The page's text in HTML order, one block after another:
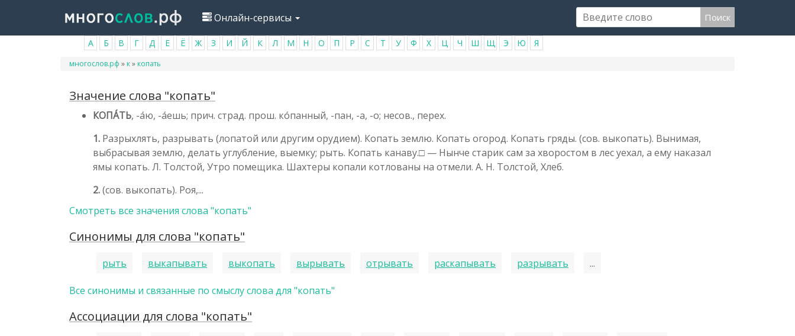
основному
Онлайн-сервисы Поиск
А Б В Г Д Е Ё Ж З И Й К Л М Н О П Р С Т У Ф Х Ц Ч Ш Щ Э Ю Я
Вы
многослов.рф » к» копать
Значение слова "копать"
КОПА́ТЬ, -а́ю, -а́ешь; прич. страд. прош. ко́панный, -пан, -а, -о; несов., перех.
1. Разрыхлять, разрывать (лопатой или другим орудием). Копать землю. Копать огород. Копать гряды. (сов. выкопать). Вынимая,
выбрасывая землю, делать углубление, выемку; рыть. Копать канаву.□ — Нынче старик сам за хворостом в лес уехал, а ему наказал
ямы копать. Л. Толстой, Утро помещика. Шахтеры копали котлованы на отмели. А. Н. Толстой, Хлеб.
2.(сов. выкопать). Роя,...
Смотреть все значения слова "копать"
Синонимы для слова "копать"
рыть выкапывать выкопать вырывать отрывать раскапывать разрывать ...
Все синонимы и связанные по смыслу слова для "копать"
Ассоциации для слова "копать"